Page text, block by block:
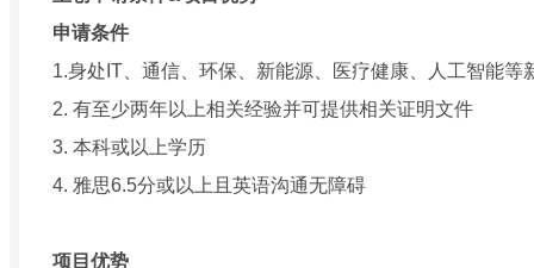
申请条件
1.身处IT、通信、环保、新能源、医疗健康、人工智能等
2. 有至少两年以上相关经验并可提供相关证明文件
3. 本科或以上学历
4. 雅思6.5分或以上且英语沟通无障碍
项目优势